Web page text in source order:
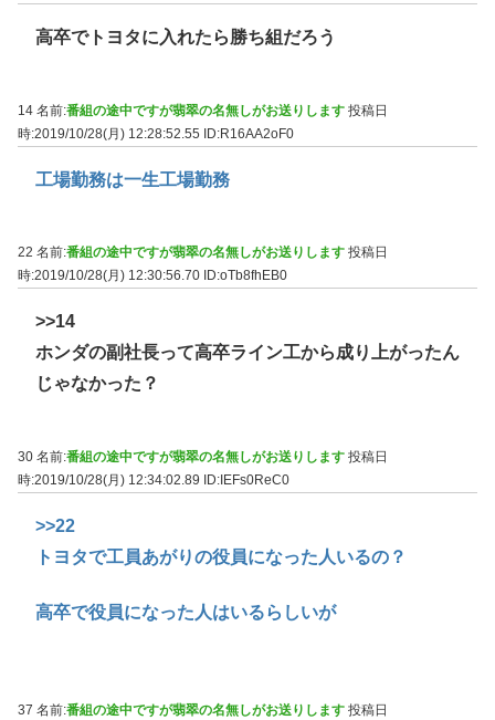
高卒でトヨタに入れたら勝ち組だろう
14 名前:番組の途中ですが翡翠の名無しがお送りします 投稿日
時:2019/10/28(月) 12:28:52.55 ID:R16AA2oF0
工場勤務は一生工場勤務
22 名前:番組の途中ですが翡翠の名無しがお送りします 投稿日
時:2019/10/28(月) 12:30:56.70 ID:oTb8fhEB0
>>14
ホンダの副社長って高卒ライン工から成り上がったん
じゃなかった？
30 名前:番組の途中ですが翡翠の名無しがお送りします 投稿日
時:2019/10/28(月) 12:34:02.89 ID:IEFs0ReC0
>>22
トヨタで工員あがりの役員になった人いるの？
高卒で役員になった人はいるらしいが
37 名前:番組の途中ですが翡翠の名無しがお送りします 投稿日